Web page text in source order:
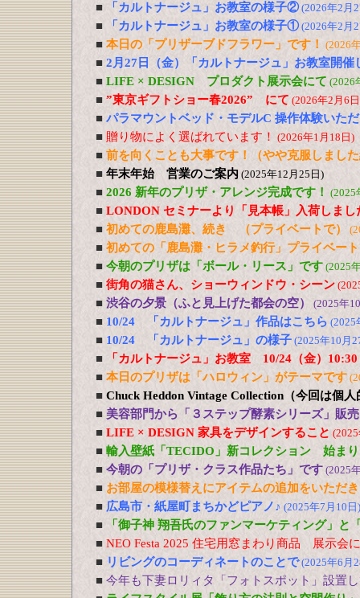
■ 「カルトナージュ」お教室の様子② (2026年2月
■ 「カルトナージュ」お教室の様子① (2026年2月
■ 本日の「プリザーブドフラワー」です！ (2026
■ 2月27日（金）「カルトナージュ」お教室開催
■ LIFE × DESIGN プロダクト展示会にて (2026
■ ”東京ギフトショー春2026” にて (2026年2月6
■ パラマウントベッド・モデルC 操作体験いた
■ 贈り物によく選ばれています！ (2026年1月18日)
■ 前を向くことも大事です！（やや克服しまし
■ 年末年始 営業のご案内 (2025年12月25日)
■ 2026 新年のプリザ・アレンジ完成です！ (2025
■ LONDON セミナーより「見本帳」入荷しまし
■ 初めての鹿島灘、続き （プライベートで）
■ 初めての「鹿島灘・ヒラメ釣行」プライベー
■ 今朝のプリザは「ボール・リース」です (2025
■ 街角の猫さん、ショーウィンドウ・シーン
■ 渋谷の夕景（ふと見上げた都会の空） (2025年
■ 10/24 「カルトナージュ」作品はこちら (2025
■ 10/24 「カルトナージュ」の様子 (2025年10月
■
「カルトナージュ」お教室 10/24（金）10:30
■ 本日のプリザは「ハロウィン」がテーマです
■ Chuck Heddon Vintage Collection（今回は個
■ 美容部門から「３ステップ酵素シリーズ」販
■ LIFE × DESIGN 家具をデザインすること
■ 輸入壁紙「TECIDO」新コレクション 始ま
■ 今朝の「プリザ・クラス作品たち」です (2025
■ お部屋の模様替えにアイテムの追加をいただ
■ 広島市・紙屋町まちかどピアノ♪ (2025年7月10日)
■
「御子神 翔吾氏のファンマーケティング」
■ NEO Festa 2025 住宅用窓まわり商品 展示会
■ リビングのコーディネートのことで(2025年6月
■ 今年も下妻ロリィタ「フォトスポット」設置